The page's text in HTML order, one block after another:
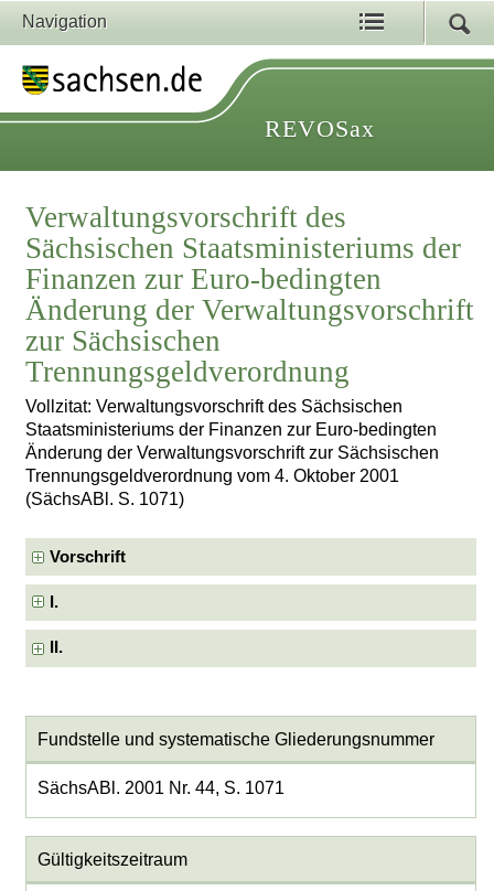
Navigation
REVOSax
Verwaltungsvorschrift des
Sächsischen Staatsministeriums der
Finanzen zur Euro-bedingten
Änderung der Verwaltungsvorschrift
zur Sächsischen
Trennungsgeldverordnung
Vollzitat: Verwaltungsvorschrift des Sächsischen
Staatsministeriums der Finanzen zur Euro-bedingten
Änderung der Verwaltungsvorschrift zur Sächsischen
Trennungsgeldverordnung vom 4. Oktober 2001
(SächsABl. S. 1071)
Vorschrift
I.
II.
Fundstelle und systematische Gliederungsnummer
SächsABl. 2001 Nr. 44, S. 1071
Gültigkeitszeitraum